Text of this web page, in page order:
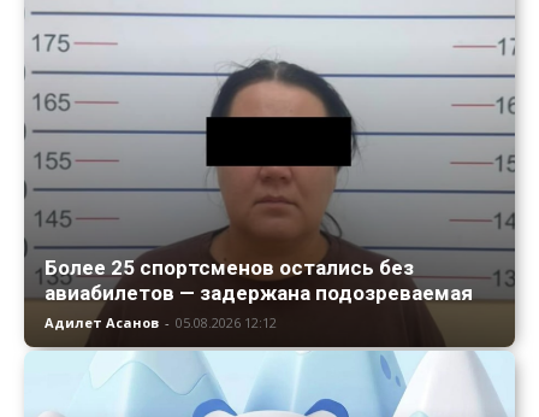
Более 25 спортсменов остались без
авиабилетов — задержана подозреваемая
Адилет Асанов - 05.08.2026 12:12